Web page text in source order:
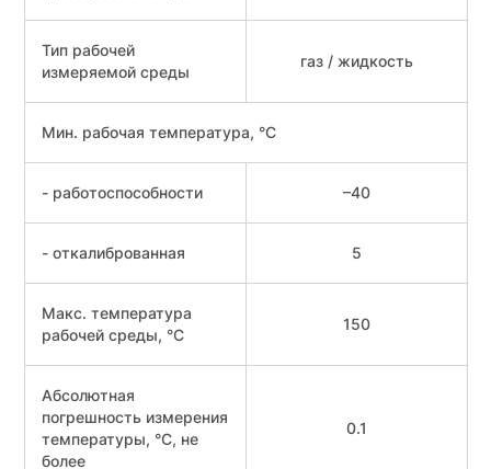
Тип рабочей
измеряемой среды
газ / жидкость
Мин. рабочая температура, °С
- работоспособности –40
- откалиброванная 5
Макс. температура
рабочей среды, °С
150
Абсолютная
погрешность измерения
температуры, °С, не
более
0.1